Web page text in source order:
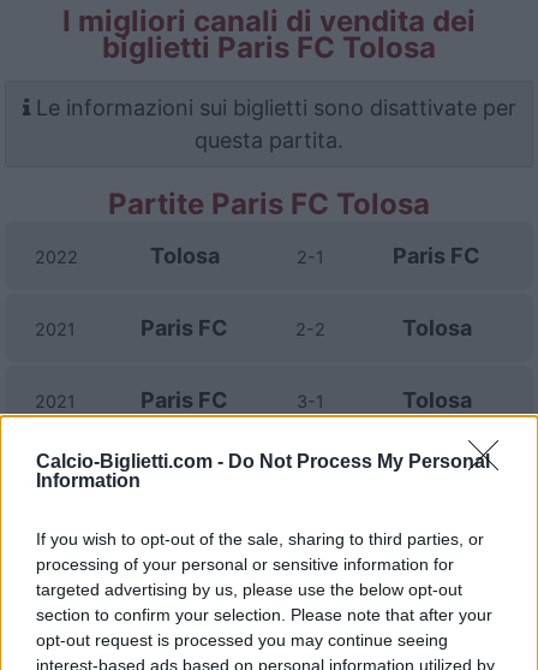
Calcio-Biglietti.com - Do Not Process My Personal
Information
If you wish to opt-out of the sale, sharing to third parties, or
processing of your personal or sensitive information for
targeted advertising by us, please use the below opt-out
section to confirm your selection. Please note that after your
opt-out request is processed you may continue seeing
interest-based ads based on personal information utilized by
I migliori canali di vendita dei
biglietti Paris FC Tolosa
Le informazioni sui biglietti sono disattivate per
questa partita.
Partite Paris FC Tolosa
2022 Tolosa 2-1 Paris FC
2021 Paris FC 2-2 Tolosa
2021 Paris FC 3-1 Tolosa
2021 Tolosa 1-0 Paris FC
1970 Tolosa - Paris FC
1970 Tolosa - Paris FC